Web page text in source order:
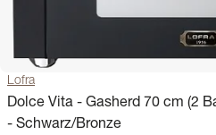
Lofra
Dolce Vita - Gasherd 70 cm (2
- Schwarz/Bronze